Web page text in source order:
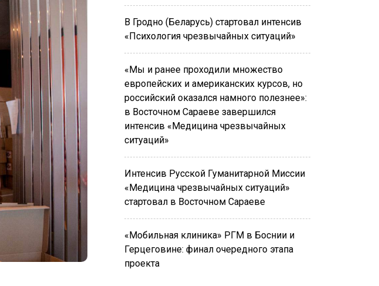
В Гродно (Беларусь) стартовал интенсив
«Психология чрезвычайных ситуаций»
«Мы и ранее проходили множество
европейских и американских курсов, но
российский оказался намного полезнее»:
в Восточном Сараеве завершился
интенсив «Медицина чрезвычайных
ситуаций»
Интенсив Русской Гуманитарной Миссии
«Медицина чрезвычайных ситуаций»
стартовал в Восточном Сараеве
«Мобильная клиника» РГМ в Боснии и
Герцеговине: финал очередного этапа
проекта